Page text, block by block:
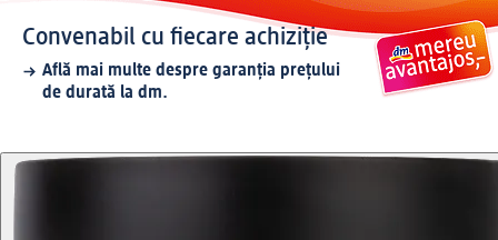
Convenabil cu fiecare achiziție
Află mai multe despre garanția prețului
de durată la dm.